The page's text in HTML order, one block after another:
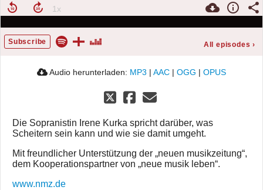
Subscribe All episodes ›
Audio herunterladen: MP3 | AAC | OGG | OPUS
Die Sopranistin Irene Kurka spricht darüber, was
Scheitern sein kann und wie sie damit umgeht.
Mit freundlicher Unterstützung der „neuen musikzeitung“,
dem Kooperationspartner von „neue musik leben“.
www.nmz.de